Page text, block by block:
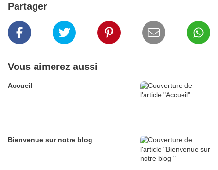
Partager
Vous aimerez aussi
Accueil
Bienvenue sur notre blog